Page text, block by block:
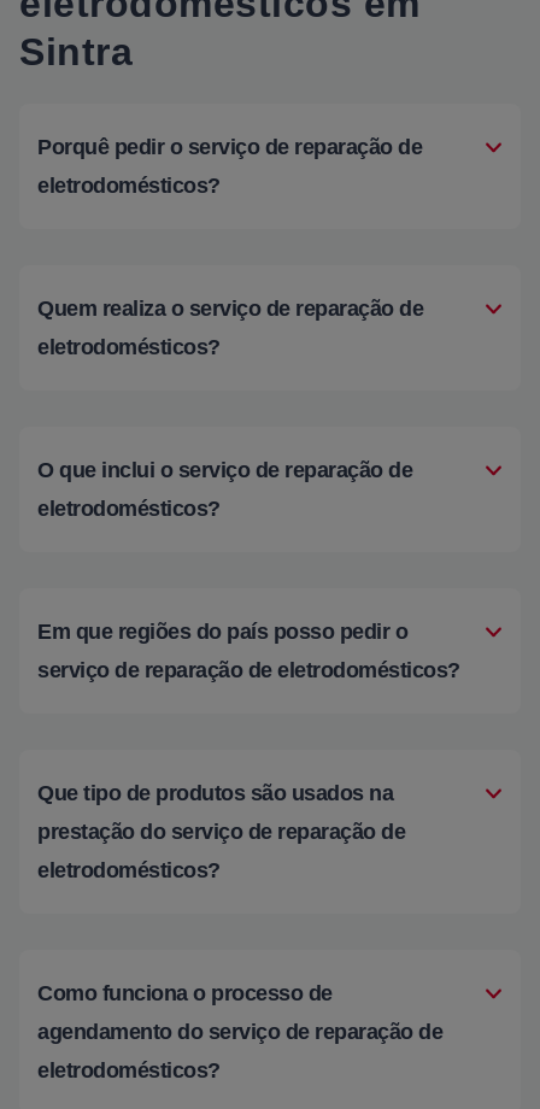
Sintra
Porquê pedir o serviço de reparação de
eletrodomésticos?
Quem realiza o serviço de reparação de
eletrodomésticos?
O que inclui o serviço de reparação de
eletrodomésticos?
Em que regiões do país posso pedir o
serviço de reparação de eletrodomésticos?
Que tipo de produtos são usados na
prestação do serviço de reparação de
eletrodomésticos?
Como funciona o processo de
agendamento do serviço de reparação de
eletrodomésticos?